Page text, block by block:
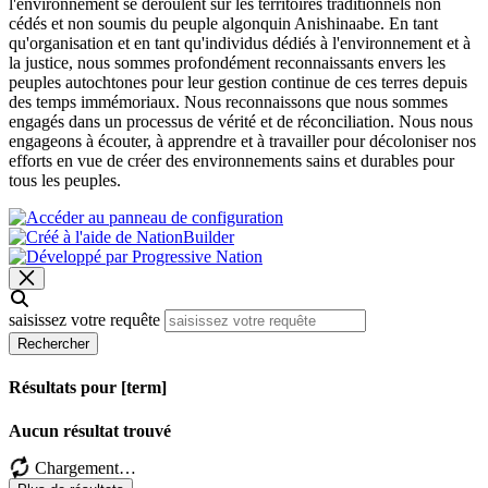
l'environnement se déroulent sur les territoires traditionnels non
cédés et non soumis du peuple algonquin Anishinaabe. En tant
qu'organisation et en tant qu'individus dédiés à l'environnement et à
la justice, nous sommes profondément reconnaissants envers les
peuples autochtones pour leur gestion continue de ces terres depuis
des temps immémoriaux. Nous reconnaissons que nous sommes
engagés dans un processus de vérité et de réconciliation. Nous nous
engageons à écouter, à apprendre et à travailler pour décoloniser nos
efforts en vue de créer des environnements sains et durables pour
tous les peuples.
saisissez votre requête
Rechercher
Résultats pour [term]
Aucun résultat trouvé
Chargement…